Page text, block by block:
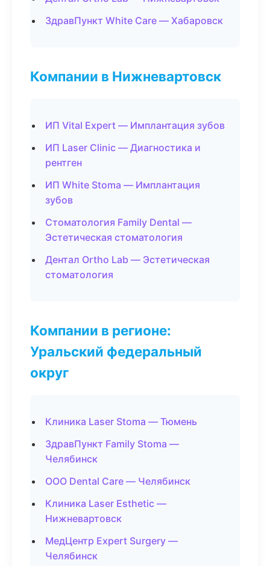
ЗдравПункт White Care — Хабаровск
Компании в Нижневартовск
ИП Vital Expert — Имплантация зубов
ИП Laser Clinic — Диагностика и
рентген
ИП White Stoma — Имплантация
зубов
Стоматология Family Dental —
Эстетическая стоматология
Дентал Ortho Lab — Эстетическая
стоматология
Компании в регионе:
Уральский федеральный
округ
Клиника Laser Stoma — Тюмень
ЗдравПункт Family Stoma —
Челябинск
ООО Dental Care — Челябинск
Клиника Laser Esthetic —
Нижневартовск
МедЦентр Expert Surgery —
Челябинск